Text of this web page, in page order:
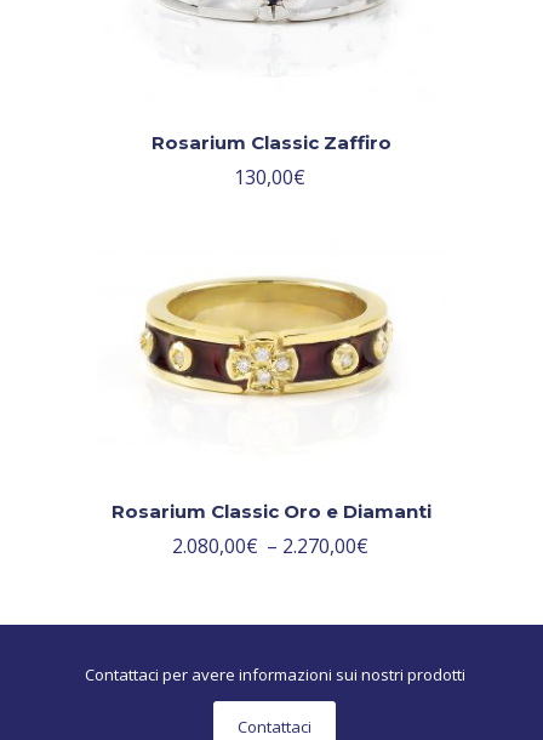
Rosarium Classic Zaffiro
130,00€
Rosarium Classic Oro e Diamanti
2.080,00€ – 2.270,00€
Contattaci per avere informazioni sui nostri prodotti
Contattaci